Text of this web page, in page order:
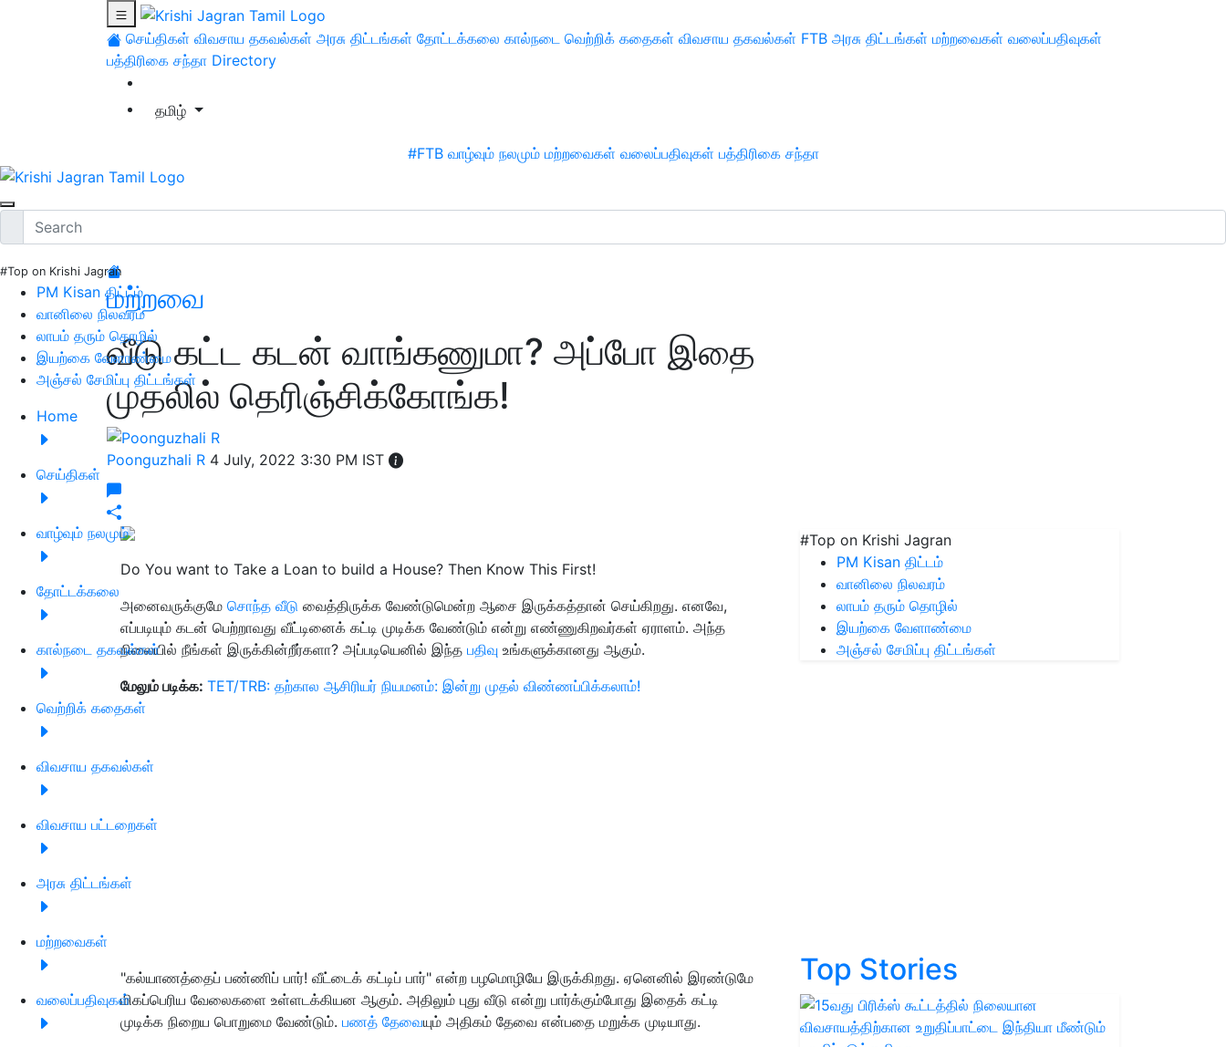
செய்திகள் விவசாய தகவல்கள் அரசு திட்டங்கள் தோட்டக்கலை கால்நடை வெற்றிக் கதைகள் விவசாய தகவல்கள் FTB அரசு திட்டங்கள் மற்றவைகள் வலைப்பதிவுகள்
பத்திரிகை சந்தா Directory
தமிழ்
#FTB வாழ்வும் நலமும் மற்றவைகள் வலைப்பதிவுகள் பத்திரிகை சந்தா
#Top on Krishi Jagran
PM Kisan திட்டம்
வானிலை நிலவரம்
லாபம் தரும் தொழில்
இயற்கை வேளாண்மை
அஞ்சல் சேமிப்பு திட்டங்கள்
Home
செய்திகள்
வாழ்வும் நலமும்
தோட்டக்கலை
கால்நடை தகவல்கள்
வெற்றிக் கதைகள்
விவசாய தகவல்கள்
விவசாய பட்டறைகள்
அரசு திட்டங்கள்
மற்றவைகள்
வலைப்பதிவுகள்
மற்றவை
வீடு கட்ட கடன் வாங்கணுமா? அப்போ இதை
முதலில் தெரிஞ்சிக்கோங்க!
Poonguzhali R 4 July, 2022 3:30 PM IST
Do You want to Take a Loan to build a House? Then Know This First!
அனைவருக்குமே சொந்த வீடு வைத்திருக்க வேண்டுமென்ற ஆசை இருக்கத்தான் செய்கிறது. எனவே,
எப்படியும் கடன் பெற்றாவது வீட்டினைக் கட்டி முடிக்க வேண்டும் என்று எண்ணுகிறவர்கள் ஏராளம். அந்த
நிலையில் நீங்கள் இருக்கின்றீர்களா? அப்படியெனில் இந்த பதிவு உங்களுக்கானது ஆகும்.
மேலும் படிக்க: TET/TRB: தற்கால ஆசிரியர் நியமனம்: இன்று முதல் விண்ணப்பிக்கலாம்!
"கல்யாணத்தைப் பண்ணிப் பார்! வீட்டைக் கட்டிப் பார்" என்ற பழமொழியே இருக்கிறது. ஏனெனில் இரண்டுமே
மிகப்பெரிய வேலைகளை உள்ளடக்கியன ஆகும். அதிலும் புது வீடு என்று பார்க்கும்போது இதைக் கட்டி
முடிக்க நிறைய பொறுமை வேண்டும். பணத் தேவையும் அதிகம் தேவை என்பதை மறுக்க முடியாது.
#Top on Krishi Jagran
PM Kisan திட்டம்
வானிலை நிலவரம்
லாபம் தரும் தொழில்
இயற்கை வேளாண்மை
அஞ்சல் சேமிப்பு திட்டங்கள்
Top Stories